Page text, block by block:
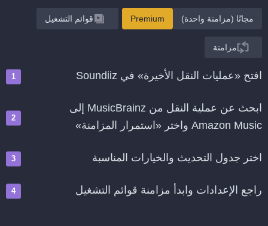
مجانًا (مزامنة واحدة) Premium قوائم التشغيل
مزامنة
افتح «عمليات النقل الأخيرة» في Soundiiz
ابحث عن عملية النقل من MusicBrainz إلى
Amazon Music واختر «استمرار المزامنة»
اختر جدول التحديث والخيارات المناسبة
راجع الإعدادات وابدأ مزامنة قوائم التشغيل